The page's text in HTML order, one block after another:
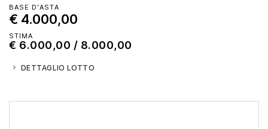
BASE D'ASTA
€ 4.000,00
STIMA
€ 6.000,00 / 8.000,00
DETTAGLIO LOTTO